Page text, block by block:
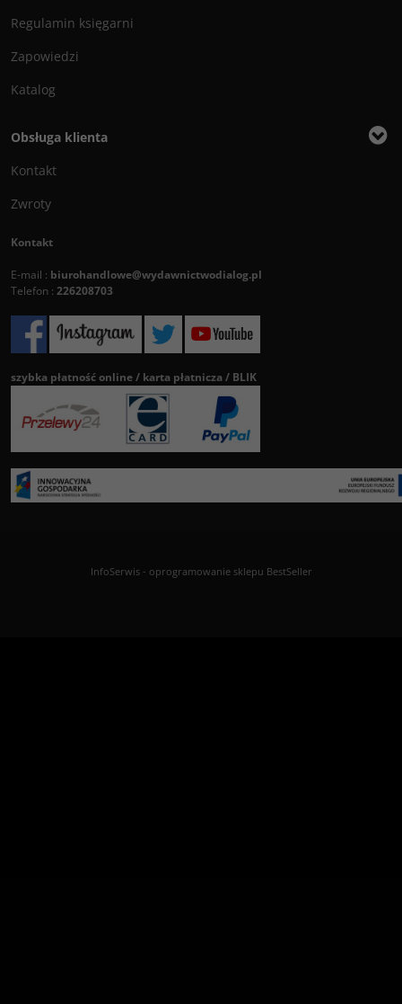
Regulamin księgarni
Zapowiedzi
Katalog
Obsługa klienta
Kontakt
Zwroty
Kontakt
E-mail : biurohandlowe@wydawnictwodialog.pl
Telefon : 226208703
szybka płatność online / karta płatnicza / BLIK
InfoSerwis- oprogramowanie sklepu BestSeller